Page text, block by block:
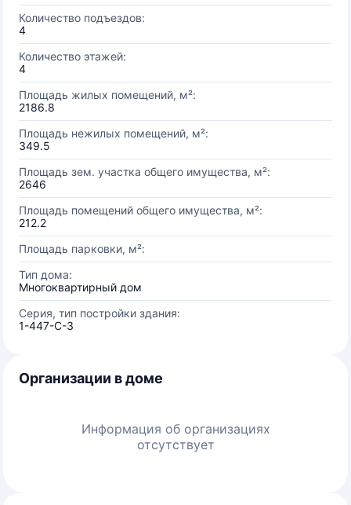
Количество подъездов:
4
Количество этажей:
4
Площадь жилых помещений, м²:
2186.8
Площадь нежилых помещений, м²:
349.5
Площадь зем. участка общего имущества, м²:
2646
Площадь помещений общего имущества, м²:
212.2
Площадь парковки, м²:
Тип дома:
Многоквартирный дом
Серия, тип постройки здания:
1-447-С-3
Организации в доме
Информация об организациях
отсутствует